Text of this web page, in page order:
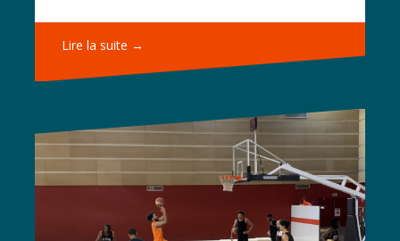
Lire la suite →